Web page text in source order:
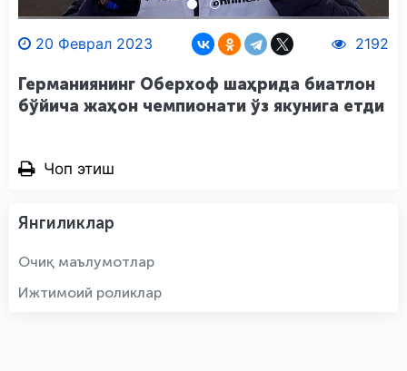
20 Феврал 2023 2192
Германиянинг Оберхоф шаҳрида биатлон
бўйича жаҳон чемпионати ўз якунига етди
Чоп этиш
Янгиликлар
Очиқ маълумотлар
Ижтимоий роликлар